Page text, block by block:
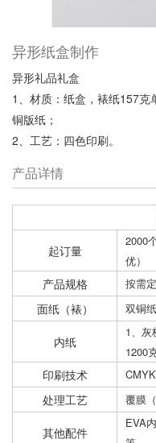
异形纸盒制作
异形礼品礼盒
1、材质：纸盒，裱纸157
铜版纸；
2、工艺：四色印刷。
产品详情
起订量
2000
优）
产品规格 按需
面纸（裱） 双铜
内纸
1、灰
1200
印刷技术
处理工艺 覆膜
其他配件
EVA